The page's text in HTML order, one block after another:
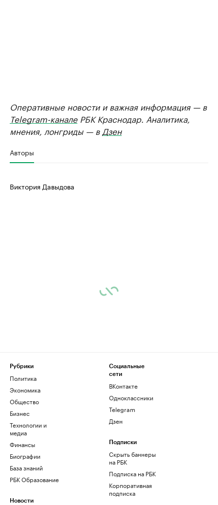
Оперативные новости и важная информация — в
Telegram-каналеРБК Краснодар. Аналитика,
мнения, лонгриды — в Дзен
Авторы
Виктория Давыдова
Рубрики
Политика
Экономика
Общество
Бизнес
Технологии и
медиа
Финансы
Биографии
База знаний
РБК Образование
Новости
Социальные
сети
ВКонтакте
Одноклассники
Telegram
Дзен
Подписки
Скрыть баннеры
на РБК
Подписка на РБК
Корпоративная
подписка